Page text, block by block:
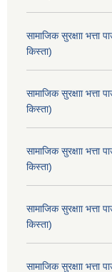
सामाजिक सुरक्षाा
किस्ता)
सामाजिक सुरक्षाा
किस्ता)
सामाजिक सुरक्षाा
किस्ता)
सामाजिक सुरक्षाा
किस्ता)
सामाजिक सुरक्षाा